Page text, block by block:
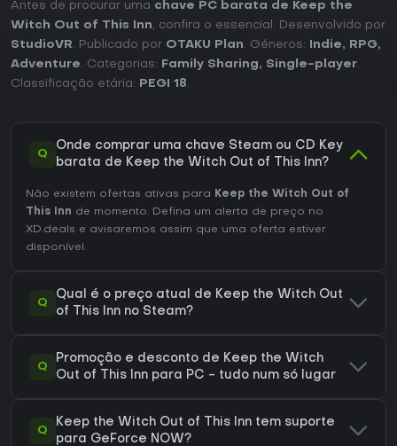
vistos. Uma ferramenta de captura de tela e suporte a
gamepad completam os recursos técnicos disponíveis na
versão para PC.
Vale a pena jogar?
heroínas únicas e a grande variedade de cenas favorecem
o replay por meio de um design voltado para múltiplas
hóspedes e descobrir identidades ocultas encontrará
mecânicas alinhadas a esse interesse. Disponível para PC,
o jogo é acessível a quem se identifica com o estilo
descrito, sem atualizações ou temporadas adicionais
Antes de procurar uma chave PC barata de Keep the
Witch Out of This Inn, confira o essencial. Desenvolvido por
StudioVR. Publicado por OTAKU Plan. Géneros: Indie, RPG,
Adventure. Categorias: Family Sharing, Single-player.
Classificação etária:
PEGI 18.
Q
Onde comprar uma chave Steam ou CD Key
barata de Keep the Witch Out of This Inn?
Não existem ofertas ativas para Keep the Witch Out of
This Inn de momento. Defina um alerta de preço no
XD.deals e avisaremos assim que uma oferta estiver
disponível.
Q
Qual é o preço atual de Keep the Witch Out
of This Inn no Steam?
Q
Promoção e desconto de Keep the Witch
Out of This Inn para PC - tudo num só lugar
Q
Keep the Witch Out of This Inn tem suporte
para GeForce NOW?